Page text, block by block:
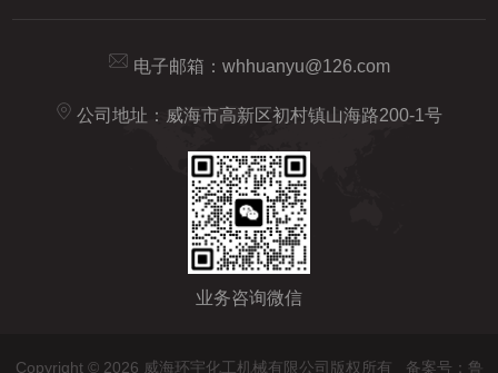
电子邮箱： whhuanyu@126.com
公司地址：威海市高新区初村镇山海路200-1号
业务咨询微信
Copyright © 2026 威海环宇化工机械有限公司版权所有 备案号：鲁